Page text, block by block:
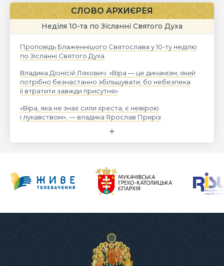
СЛОВО АРХИЄРЕЯ
Неділя 10-та по Зісланні Святого Духа
Проповідь Блаженнішого Святослава у 10-ту неділю
по Зісланні Святого Духа
Владика Діонісій Ляхович: «Віра — це динамізм, який
потрібно безнастанно збільшувати, бо небезпека
її втратити завжди присутня»
«Віра, яка не знає сили хреста, є невірою
і лукавством», — владика Ярослав Приріз